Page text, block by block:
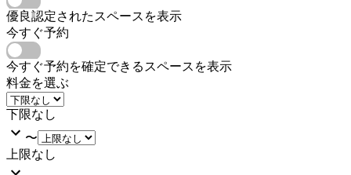
優良認定されたスペースを表示
今すぐ予約
今すぐ予約を確定できるスペースを表示
料金を選ぶ
下限なし
〜
上限なし